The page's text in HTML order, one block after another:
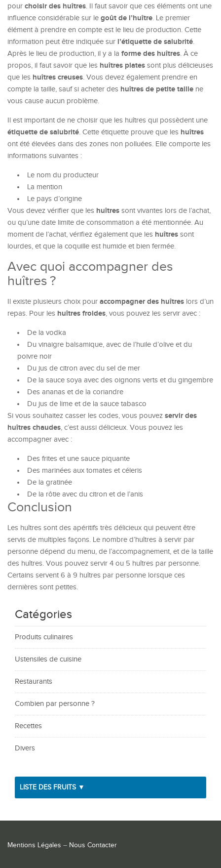
pour choisir des huîtres. Il faut savoir que ces éléments ont une
influence considérable sur le goût de l’huître. Le premier
élément à prendre en compte est le lieu de production. Cette
information peut être indiquée sur l’étiquette de salubrité.
Après le lieu de production, il y a la forme des huîtres. À ce
propos, il faut savoir que les huîtres plates sont plus délicieuses
que les huîtres creuses. Vous devez également prendre en
compte la taille, sauf si acheter des huîtres de petite taille ne
vous cause aucun problème.
Il est important de ne choisir que les huîtres qui possèdent une
étiquette de salubrité. Cette étiquette prouve que les huîtres
ont été élevées dans des zones non polluées. Elle comporte les
informations suivantes :
Le nom du producteur
La mention
Le pays d’origine
Vous devez vérifier que les huîtres sont vivantes lors de l’achat,
ou qu’une date limite de consommation a été mentionnée. Au
moment de l’achat, vérifiez également que les huîtres sont
lourdes, et que la coquille est humide et bien fermée.
Avec quoi accompagner des
huîtres ?
Il existe plusieurs choix pour accompagner des huîtres lors d’un
repas. Pour les huîtres froides, vous pouvez les servir avec :
De la vodka
Du vinaigre balsamique, avec de l’huile d’olive et du
poivre noir
Du jus de citron avec du sel de mer
De la sauce soya avec des oignons verts et du gingembre
Des ananas et de la coriandre
Du jus de lime et de la sauce tabasco
Si vous souhaitez casser les codes, vous pouvez servir des
huîtres chaudes, c’est aussi délicieux. Vous pouvez les
accompagner avec :
Des frites et une sauce piquante
Des marinées aux tomates et céleris
De la gratinée
De la rôtie avec du citron et de l’anis
Conclusion
Les huîtres sont des apéritifs très délicieux qui peuvent être
servis de multiples façons. Le nombre d’huîtres à servir par
personne dépend du menu, de l’accompagnement, et de la taille
des huîtres. Vous pouvez servir 4 ou 5 huîtres par personne.
Certains servent 6 à 9 huîtres par personne lorsque ces
dernières sont petites.
Catégories
Produits culinaires
Ustensiles de cuisine
Restaurants
Combien par personne ?
Recettes
Divers
LISTE DES FRUITS ▼
Mentions Légales – Nous Contacter